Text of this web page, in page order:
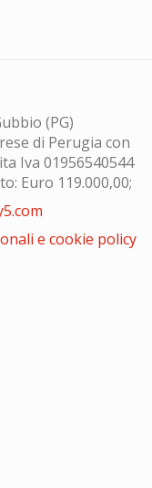
(PG)
di Perugia con
Iva 01956540544
Euro 119.000,00;
e cookie policy